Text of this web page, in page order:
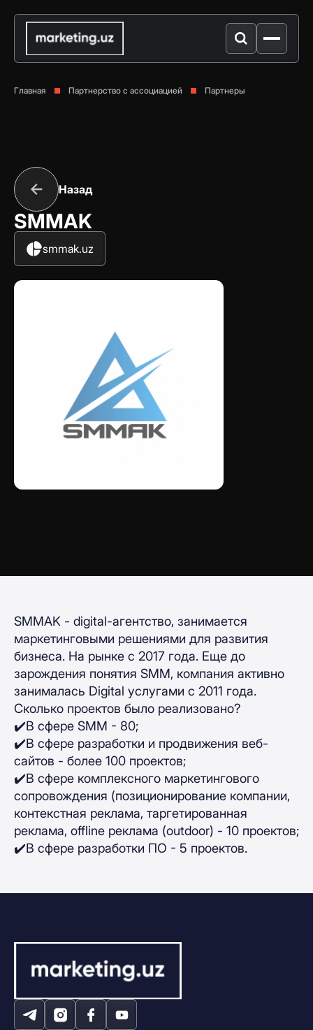
Главная Партнерство с ассоциацией Партнеры
Назад
SMMAK
smmak.uz
SMMAK - digital-агентство, занимается
маркетинговыми решениями для развития
бизнеса. На рынке с 2017 года. Еще до
зарождения понятия SMM, компания активно
занималась Digital услугами с 2011 года.
Сколько проектов было реализовано?
✔️В сфере SMM - 80;
✔️В сфере разработки и продвижения веб-
сайтов - более 100 проектов;
✔️В сфере комплексного маркетингового
сопровождения (позиционирование компании,
контекстная реклама, таргетированная
реклама, offline реклама (outdoor) - 10 проектов;
✔️В сфере разработки ПО - 5 проектов.